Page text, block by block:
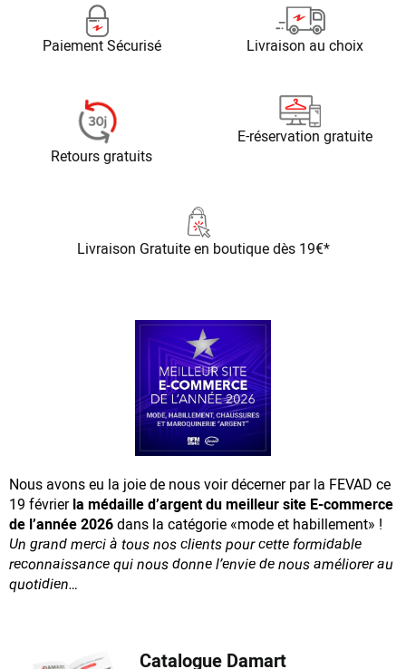
Paiement Sécurisé Livraison au choix
Retours gratuits
E-réservation gratuite
Livraison Gratuiteen boutique dès 19€*
Nous avons eu la joie de nous voir décerner par la FEVAD ce
19 févrierla médaille d’argent du meilleur site E-commerce
de l’année 2026dans la catégorie «mode et habillement» !
Un grand merci à tous nos clients pour cette formidable
reconnaissancequi nous donne l’envie de nous améliorer au
quotidien…
Catalogue Damart